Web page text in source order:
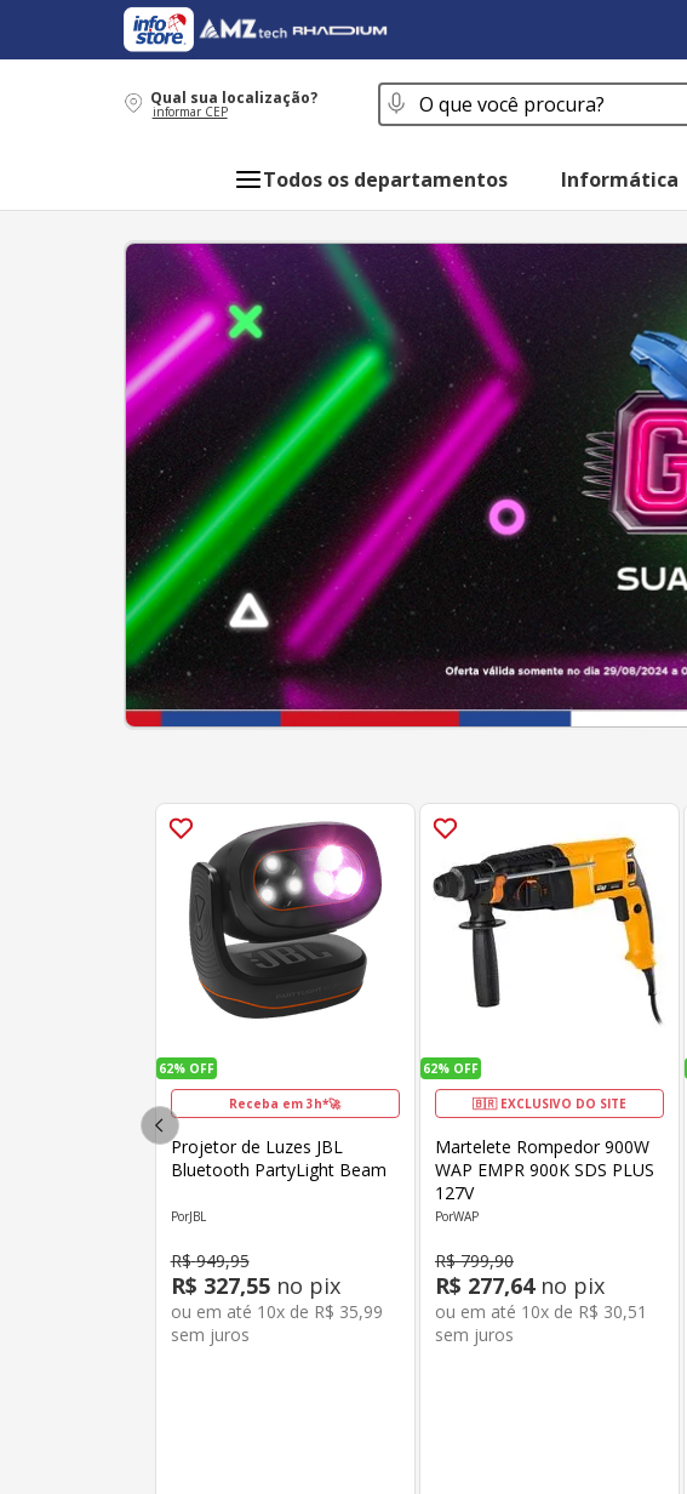
Qual sua localização?
informar CEP
O que você procura?
Todos os departamentos Informática
62%OFF
Receba em 3h*🚀
Projetor de Luzes JBL
Bluetooth PartyLight Beam
JBL
R$ 949,95
R$ 327,55no pix
ou em até 10x de R$ 35,99
sem juros
62%OFF
🇧🇷 EXCLUSIVO DO SITE
Martelete Rompedor 900W
WAP EMPR 900K SDS PLUS
127V
WAP
R$ 799,90
R$ 277,64no pix
ou em até 10x de R$ 30,51
sem juros